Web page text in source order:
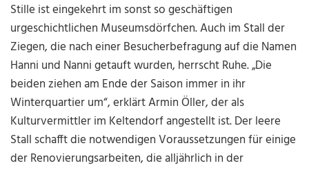
Stille ist eingekehrt im sonst so geschäftigen
urgeschichtlichen Museumsdörfchen. Auch im Stall der
Ziegen, die nach einer Besucherbefragung auf die Namen
Hanni und Nanni getauft wurden, herrscht Ruhe. „Die
beiden ziehen am Ende der Saison immer in ihr
Winterquartier um“, erklärt Armin Öller, der als
Kulturvermittler im Keltendorf angestellt ist. Der leere
Stall schafft die notwendigen Voraussetzungen für einige
der Renovierungsarbeiten, die alljährlich in der